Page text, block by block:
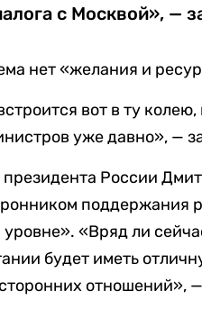
с Москвой», —
нет «желания и
вот в ту
уже давно», —
президента России
поддержания
«Вряд ли
будет иметь
отношений»,